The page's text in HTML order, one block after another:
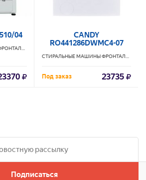
04
CANDY
RO441286DWMC4-07
Под заказ 23735
Подписаться